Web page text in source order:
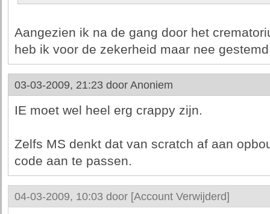
Aangezien ik na de gang door het
heb ik voor de zekerheid maar nee
03-03-2009, 21:23 door Anoniem
IE moet wel heel erg crappy zijn.
Zelfs MS denkt dat van scratch af aan
code aan te passen.
04-03-2009, 10:03 door [Account Verwijderd]